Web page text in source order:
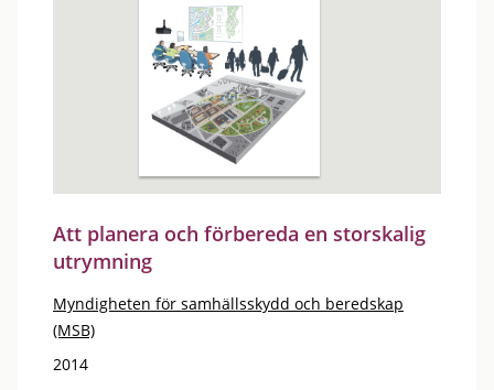
Att planera och förbereda en storskalig
utrymning
Myndigheten för samhällsskydd och beredskap
(MSB)
2014